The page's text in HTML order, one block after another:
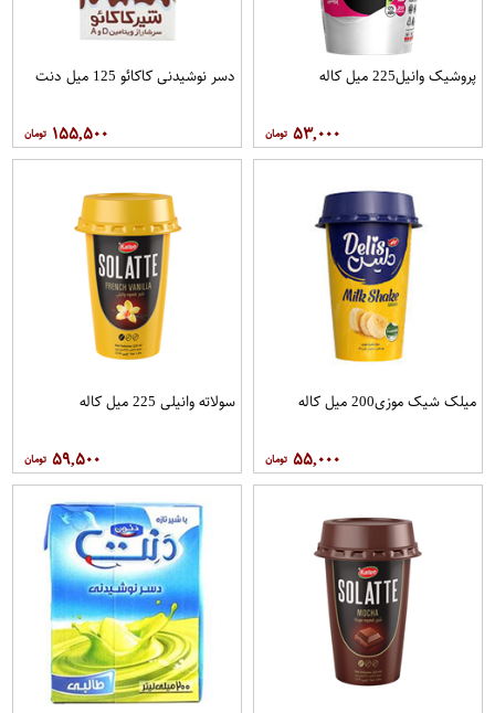
پروشیک وانیل225 میل کاله
۵۳,۰۰۰
دسر نوشیدنی کاکائو 125 میل دنت
۱۵۵,۵۰۰
میلک شیک موزی200 میل کاله
۵۵,۰۰۰
سولاته وانیلی 225 میل کاله
۵۹,۵۰۰